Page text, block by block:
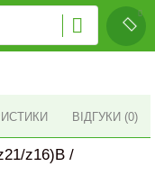
ВІДГУКИ (0)
z16)В /